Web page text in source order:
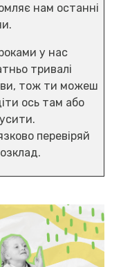
нам останні
у нас
тривалі
тож ти можеш
ось там або
перевіряй